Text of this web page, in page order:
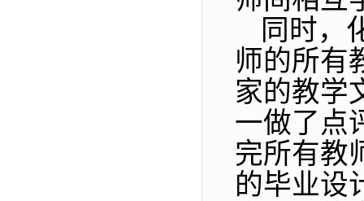
同时，
师的所有
家的教学
一做了点
完所有教
的毕业设